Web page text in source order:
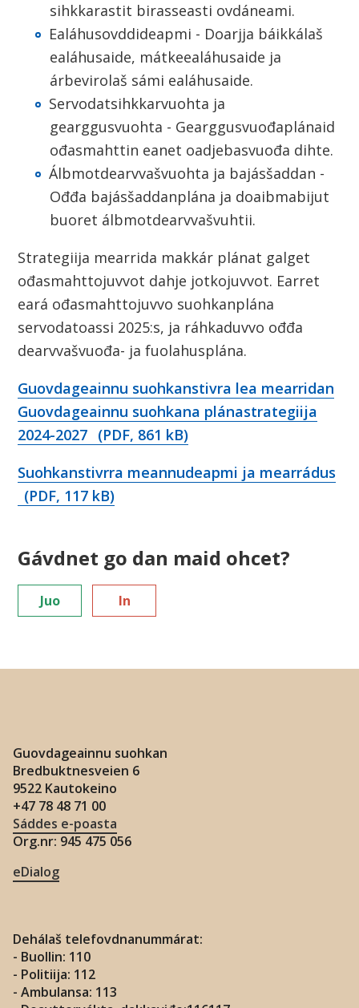
sihkkarastit birasseasti ovdáneami.
Ealáhusovddideapmi - Doarjja báikkálaš
ealáhusaide, mátkeealáhusaide ja
árbevirolaš sámi ealáhusaide.
Servodatsihkkarvuohta ja
gearggusvuohta - Gearggusvuođaplánaid
ođasmahttin eanet oadjebasvuođa dihte.
Álbmotdearvvašvuohta ja bajásšaddan -
Ođđa bajásšaddanplána ja doaibmabijut
buoret álbmotdearvvašvuhtii.
Strategiija mearrida makkár plánat galget
ođasmahttojuvvot dahje jotkojuvvot. Earret
eará ođasmahttojuvvo suohkanplána
servodatoassi 2025:s, ja ráhkaduvvo ođđa
dearvvašvuođa- ja fuolahusplána.
Guovdageainnu suohkanstivra lea mearridan
Guovdageainnu suohkana plánastrategiija
2024-2027 (PDF, 861 kB)
Suohkanstivrra meannudeapmi ja mearrádus
(PDF, 117 kB)
Gávdnet go dan maid ohcet?
Juo In
Guovdageainnu suohkan
Bredbuktnesveien 6
9522 Kautokeino
+47 78 48 71 00
Sáddes e-poasta
Org.nr: 945 475 056
eDialog
Dehálaš telefovdnanummárat:
- Buollin: 110
- Politiija: 112
- Ambulansa: 113